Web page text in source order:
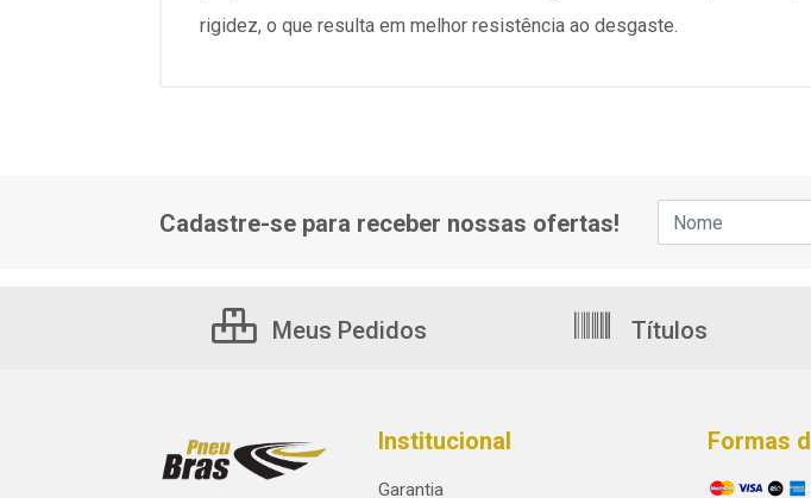
rigidez, o que resulta em melhor resistência ao desgaste.
Cadastre-se para receber nossas ofertas!
Meus Pedidos Títulos
Institucional
Garantia
Formas